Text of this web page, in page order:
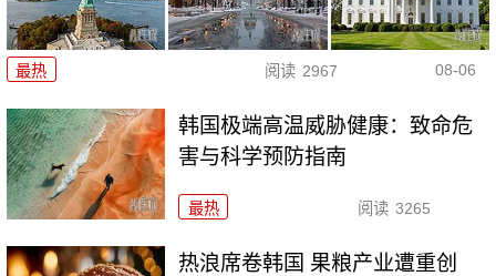
最热 阅读 2967 08-06
韩国极端高温威胁健康：致命危
害与科学预防指南
最热 阅读 3265
热浪席卷韩国 果粮产业遭重创